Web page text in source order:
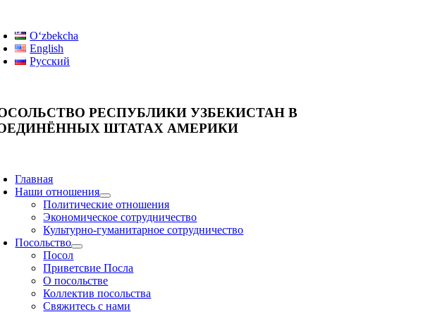
contentOʻzbekcha
English
Русский
РЕСПУБЛИКИ УЗБЕКИСТАН В
ШТАТАХ АМЕРИКИ
Главная
Наши отношения
Политические отношения
Экономическое сотрудничество
Культурно-гуманитарное сотрудничество
Посольство
Посол
Приветсвие Посла
О посольстве
Коллектив посольства
Свяжитесь с нами